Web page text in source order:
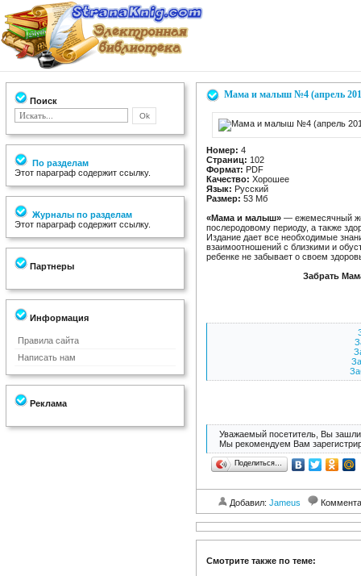
Поиск
По разделам
Этот параграф содержит ссылку.
Журналы по разделам
Этот параграф содержит ссылку.
Партнеры
Информация
Правила сайта
Написать нам
Реклама
Мама и малыш №4 (апрель
Номер: 4
Страниц: 102
Формат: PDF
Качество: Хорошее
Язык: Русский
Размер: 53 Мб
«Мама и малыш» — ежемесячный
послеродовому периоду, а также
Издание дает все необходимые
взаимоотношений с близкими и
ребенке не забывает о своем
Забрать
Уважаемый посетитель, Вы зашли
Мы рекомендуем Вам
Поделиться…
Добавил: Jameus
Смотрите также по теме: